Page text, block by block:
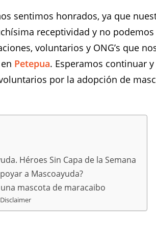
sentimos honrados, ya que
receptividad y no
voluntarios y ONG’s que
Petepua. Esperamos continuar
por la adopción de
Héroes Sin Capa de la Semana
a Mascoayuda?
mascota de maracaibo
Disclaimer